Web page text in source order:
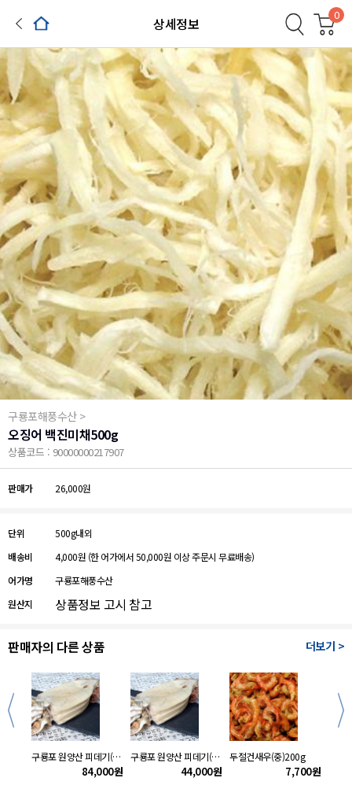
상세정보 0
구룡포해풍수산 >
오징어 백진미채500g
상품코드 : 90000000217907
판매가 26,000원
단위
500g내외
배송비
4,000원 (한 어가에서 50,000원 이상 주문시 무료배송)
어가명
구룡포해풍수산
원산지
상품정보 고시 참고
판매자의 다른 상품
구룡포 원양산 피데기(중)20미(2.2kg내외)
84,000원
구룡포 원양산 피데기(중)10미(1.1kg내외)
44,000원
두절건새우(중)200g
7,700원
더보기 >